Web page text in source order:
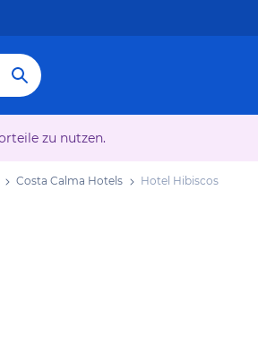
zu nutzen.
Costa Calma Hotels Hotel Hibiscos